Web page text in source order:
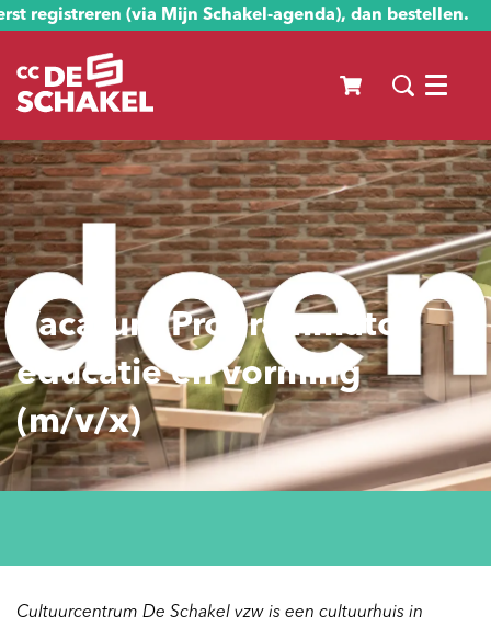
registreren (via Mijn Schakel-agenda), dan bestellen.
Menu
Vacature Programmator
educatie en vorming
(m/v/x)
Cultuurcentrum De Schakel vzw is een cultuurhuis in